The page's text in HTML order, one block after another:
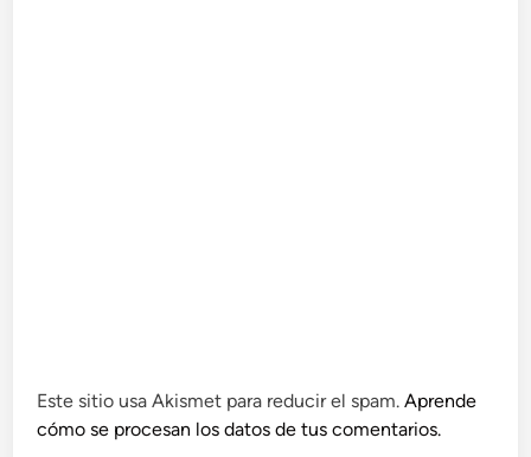
Este sitio usa Akismet para reducir el spam.Aprende
cómo se procesan los datos de tus comentarios.